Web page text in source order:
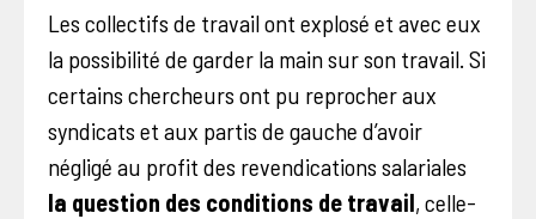
Les collectifs de travail ont explosé et avec eux
la possibilité de garder la main sur son travail. Si
certains chercheurs ont pu reprocher aux
syndicats et aux partis de gauche d’avoir
négligé au profit des revendications salariales
la question des conditions de travail, celle-